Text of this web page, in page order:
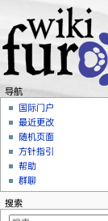
导航
国际门户
最近更改
随机页面
方针指引
帮助
群聊
搜索